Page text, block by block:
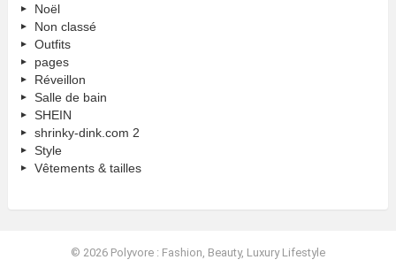
Noël
Non classé
Outfits
pages
Réveillon
Salle de bain
SHEIN
shrinky-dink.com 2
Style
Vêtements & tailles
© 2026 Polyvore : Fashion, Beauty, Luxury Lifestyle